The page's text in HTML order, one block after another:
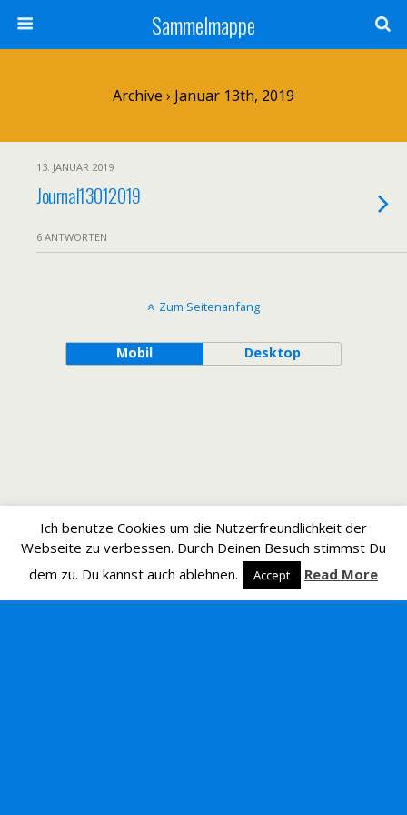
Sammelmappe
Archive › Januar 13th, 2019
13. JANUAR 2019
Journal13012019
6 ANTWORTEN
Zum Seitenanfang
Mobil Desktop
Ich benutze Cookies um die Nutzerfreundlichkeit der
Webseite zu verbessen. Durch Deinen Besuch stimmst Du
dem zu. Du kannst auch ablehnen.
Accept Read More